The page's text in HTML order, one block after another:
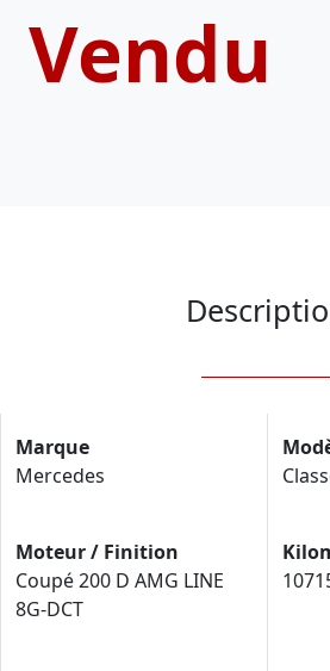
Vendu
Marque
Mercedes
Moteur / Finition
Coupé 200 D AMG LINE
8G-DCT